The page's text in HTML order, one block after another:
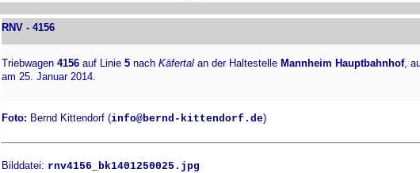
RNV - 4156
Triebwagen 4156 auf Linie 5 nach Käfertal an der Haltestelle Mannheim Hauptbahnhof,
am 25. Januar 2014.
Foto: Bernd Kittendorf (info@bernd-kittendorf.de)
Bilddatei: rnv4156_bk1401250025.jpg